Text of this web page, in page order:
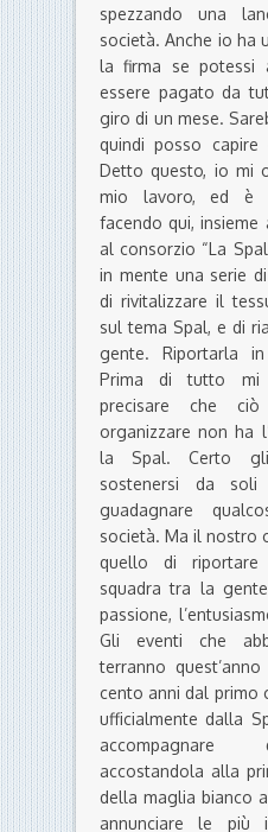
spezzando una
società. Anche io ha
la firma se potessi
essere pagato da
giro di un mese.
quindi posso capire
Detto questo, io mi
mio lavoro, ed è
facendo qui, insieme
al consorzio “La
in mente una serie
di rivitalizzare il
sul tema Spal, e di
gente. Riportarla
Prima di tutto mi
precisare che
organizzare non ha
la Spal. Certo
sostenersi da
guadagnare
società. Ma il nostro
quello di
squadra tra la
passione,
Gli eventi che
terranno
cento anni dal primo
ufficialmente dalla
accompagnare
accostandola alla
della maglia bianco
annunciare le più